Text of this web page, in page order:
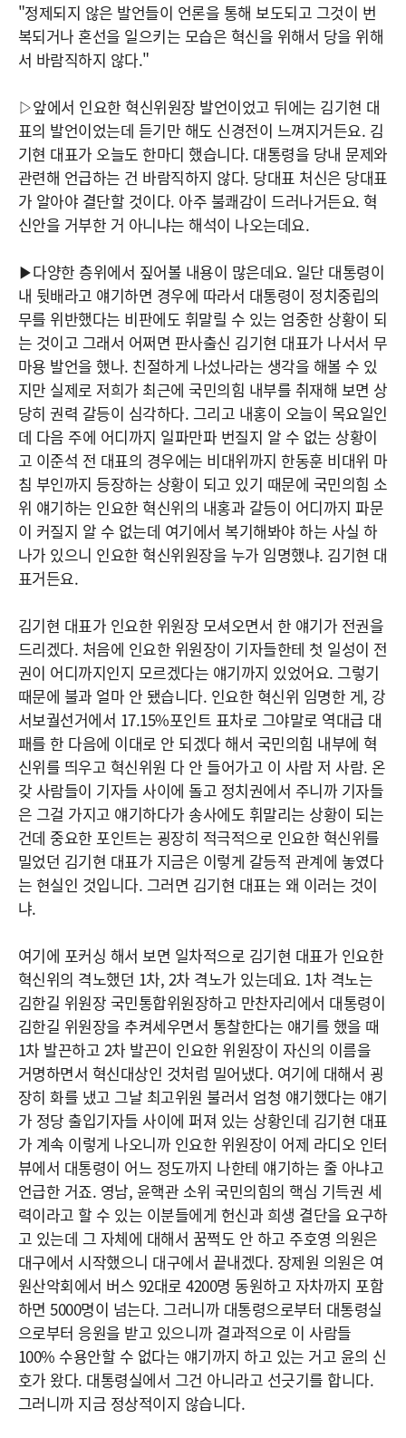
"정제되지 않은 발언들이 언론을 통해 보도되고 그것이 번
복되거나 혼선을 일으키는 모습은 혁신을 위해서 당을 위해
서 바람직하지 않다."
▷앞에서 인요한 혁신위원장 발언이었고 뒤에는 김기현 대
표의 발언이었는데 듣기만 해도 신경전이 느껴지거든요. 김
기현 대표가 오늘도 한마디 했습니다. 대통령을 당내 문제와
관련해 언급하는 건 바람직하지 않다. 당대표 처신은 당대표
가 알아야 결단할 것이다. 아주 불쾌감이 드러나거든요. 혁
신안을 거부한 거 아니냐는 해석이 나오는데요.
▶다양한 층위에서 짚어볼 내용이 많은데요. 일단 대통령이
내 뒷배라고 얘기하면 경우에 따라서 대통령이 정치중립의
무를 위반했다는 비판에도 휘말릴 수 있는 엄중한 상황이 되
는 것이고 그래서 어쩌면 판사출신 김기현 대표가 나서서 무
마용 발언을 했나. 친절하게 나섰나라는 생각을 해볼 수 있
지만 실제로 저희가 최근에 국민의힘 내부를 취재해 보면 상
당히 권력 갈등이 심각하다. 그리고 내홍이 오늘이 목요일인
데 다음 주에 어디까지 일파만파 번질지 알 수 없는 상황이
고 이준석 전 대표의 경우에는 비대위까지 한동훈 비대위 마
침 부인까지 등장하는 상황이 되고 있기 때문에 국민의힘 소
위 얘기하는 인요한 혁신위의 내홍과 갈등이 어디까지 파문
이 커질지 알 수 없는데 여기에서 복기해봐야 하는 사실 하
나가 있으니 인요한 혁신위원장을 누가 임명했냐. 김기현 대
표거든요.
김기현 대표가 인요한 위원장 모셔오면서 한 얘기가 전권을
드리겠다. 처음에 인요한 위원장이 기자들한테 첫 일성이 전
권이 어디까지인지 모르겠다는 얘기까지 있었어요. 그렇기
때문에 불과 얼마 안 됐습니다. 인요한 혁신위 임명한 게, 강
서보궐선거에서 17.15%포인트 표차로 그야말로 역대급 대
패를 한 다음에 이대로 안 되겠다 해서 국민의힘 내부에 혁
신위를 띄우고 혁신위원 다 안 들어가고 이 사람 저 사람. 온
갖 사람들이 기자들 사이에 돌고 정치권에서 주니까 기자들
은 그걸 가지고 얘기하다가 송사에도 휘말리는 상황이 되는
건데 중요한 포인트는 굉장히 적극적으로 인요한 혁신위를
밀었던 김기현 대표가 지금은 이렇게 갈등적 관계에 놓였다
는 현실인 것입니다. 그러면 김기현 대표는 왜 이러는 것이
냐.
여기에 포커싱 해서 보면 일차적으로 김기현 대표가 인요한
혁신위의 격노했던 1차, 2차 격노가 있는데요. 1차 격노는
김한길 위원장 국민통합위원장하고 만찬자리에서 대통령이
김한길 위원장을 추켜세우면서 통찰한다는 얘기를 했을 때
1차 발끈하고 2차 발끈이 인요한 위원장이 자신의 이름을
거명하면서 혁신대상인 것처럼 밀어냈다. 여기에 대해서 굉
장히 화를 냈고 그날 최고위원 불러서 엄청 얘기했다는 얘기
가 정당 출입기자들 사이에 퍼져 있는 상황인데 김기현 대표
가 계속 이렇게 나오니까 인요한 위원장이 어제 라디오 인터
뷰에서 대통령이 어느 정도까지 나한테 얘기하는 줄 아냐고
언급한 거죠. 영남, 윤핵관 소위 국민의힘의 핵심 기득권 세
력이라고 할 수 있는 이분들에게 헌신과 희생 결단을 요구하
고 있는데 그 자체에 대해서 꿈쩍도 안 하고 주호영 의원은
대구에서 시작했으니 대구에서 끝내겠다. 장제원 의원은 여
원산악회에서 버스 92대로 4200명 동원하고 자차까지 포함
하면 5000명이 넘는다. 그러니까 대통령으로부터 대통령실
으로부터 응원을 받고 있으니까 결과적으로 이 사람들
100% 수용안할 수 없다는 얘기까지 하고 있는 거고 윤의 신
호가 왔다. 대통령실에서 그건 아니라고 선긋기를 합니다.
그러니까 지금 정상적이지 않습니다.